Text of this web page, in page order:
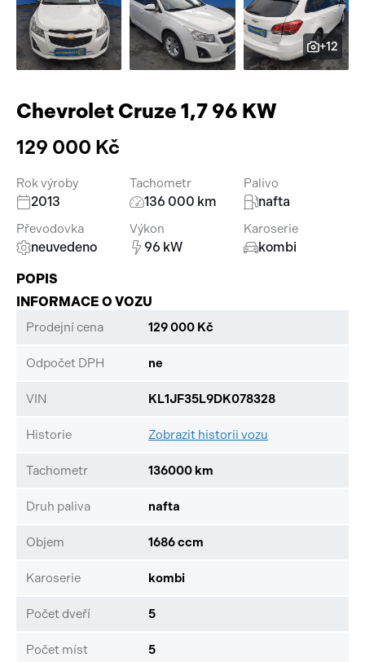
Pracovní stroje
Náhradní díly
Příslušenství
Auto a život
Videa
+12
Chevrolet Cruze 1,7 96 KW
129 000 Kč
Rok výroby
2013
Tachometr
136 000 km
Palivo
nafta
Převodovka
neuvedeno
Výkon
96 kW
Karoserie
kombi
POPIS
INFORMACE O VOZU
Prodejní cena 129 000 Kč
Odpočet DPH ne
VIN KL1JF35L9DK078328
Historie Zobrazit historii vozu
Tachometr 136000 km
Druh paliva nafta
Objem 1686 ccm
Karoserie kombi
Počet dveří 5
Počet míst 5